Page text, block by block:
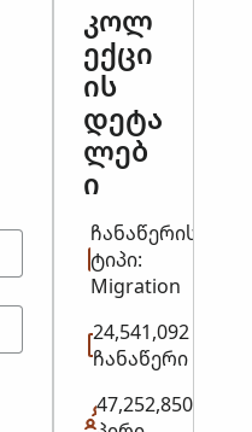
კოლ
ექცი
ის
დეტა
ლებ
ი
ჩანაწერის
ტიპი:
Migration
24,541,092
ჩანაწერი
47,252,850